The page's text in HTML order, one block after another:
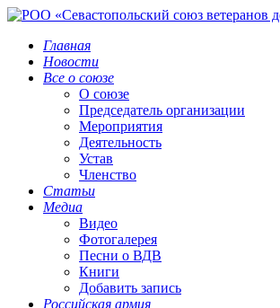
Главная
Новости
Все о союзе
О союзе
Председатель организации
Мероприятия
Деятельность
Устав
Членство
Статьи
Медиа
Видео
Фотогалерея
Песни о ВДВ
Книги
Добавить запись
Российская армия